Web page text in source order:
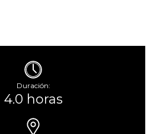
Duración:
4.0 horas